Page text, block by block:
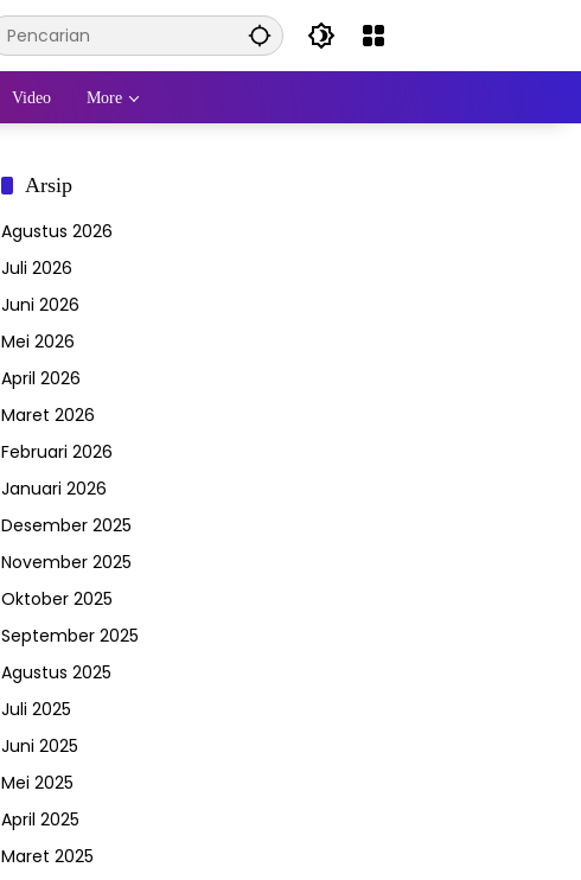
Video More
Arsip
Agustus 2026
Juli 2026
Juni 2026
Mei 2026
April 2026
Maret 2026
Februari 2026
Januari 2026
Desember 2025
November 2025
Oktober 2025
September 2025
Agustus 2025
Juli 2025
Juni 2025
Mei 2025
April 2025
Maret 2025